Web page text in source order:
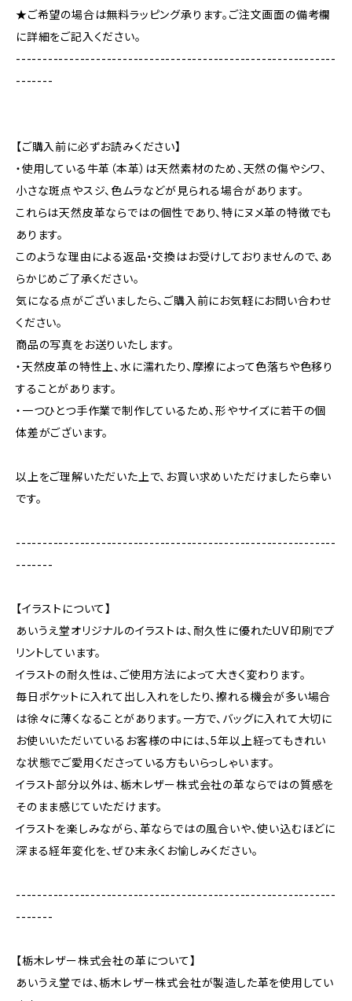
★ご希望の場合は無料ラッピング承ります。ご注文画面の備考欄
に詳細をご記入ください。
------------------------------------------------------------
-------
【ご購入前に必ずお読みください】
・使用している牛革（本革）は天然素材のため、天然の傷やシワ、
小さな斑点やスジ、色ムラなどが見られる場合があります。
これらは天然皮革ならではの個性であり、特にヌメ革の特徴でも
あります。
このような理由による返品・交換はお受けしておりませんので、あ
らかじめご了承ください。
気になる点がございましたら、ご購入前にお気軽にお問い合わせ
ください。
商品の写真をお送りいたします。
・天然皮革の特性上、水に濡れたり、摩擦によって色落ちや色移り
することがあります。
・一つひとつ手作業で制作しているため、形やサイズに若干の個
体差がございます。
以上をご理解いただいた上で、お買い求めいただけましたら幸い
です。
------------------------------------------------------------
-------
【イラストについて】
あいうえ堂オリジナルのイラストは、耐久性に優れたUV印刷でプ
リントしています。
イラストの耐久性は、ご使用方法によって大きく変わります。
毎日ポケットに入れて出し入れをしたり、擦れる機会が多い場合
は徐々に薄くなることがあります。一方で、バッグに入れて大切に
お使いいただいているお客様の中には、5年以上経ってもきれい
な状態でご愛用くださっている方もいらっしゃいます。
イラスト部分以外は、栃木レザー株式会社の革ならではの質感を
そのまま感じていただけます。
イラストを楽しみながら、革ならではの風合いや、使い込むほどに
深まる経年変化を、ぜひ末永くお愉しみください。
------------------------------------------------------------
-------
【栃木レザー株式会社の革について】
あいうえ堂では、栃木レザー株式会社が製造した革を使用してい